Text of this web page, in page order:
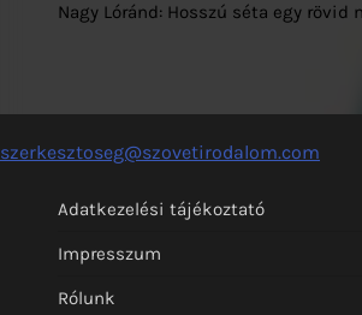
Nagy Lóránd: Hosszú séta egy rövid
szerkesztoseg@szovetirodalom.com
Adatkezelési tájékoztató
Impresszum
Rólunk